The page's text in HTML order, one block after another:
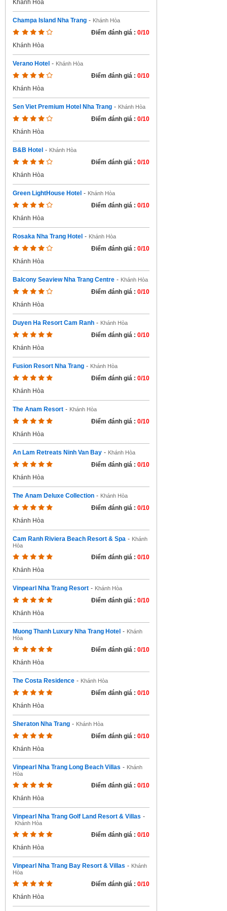
Khánh Hòa
Champa Island Nha Trang - Khánh Hòa
Điểm đánh giá : 0/10
Khánh Hòa
Verano Hotel - Khánh Hòa
Điểm đánh giá : 0/10
Khánh Hòa
Sen Viet Premium Hotel Nha Trang - Khánh Hòa
Điểm đánh giá : 0/10
Khánh Hòa
B&B Hotel - Khánh Hòa
Điểm đánh giá : 0/10
Khánh Hòa
Green LightHouse Hotel - Khánh Hòa
Điểm đánh giá : 0/10
Khánh Hòa
Rosaka Nha Trang Hotel - Khánh Hòa
Điểm đánh giá : 0/10
Khánh Hòa
Balcony Seaview Nha Trang Centre - Khánh Hòa
Điểm đánh giá : 0/10
Khánh Hòa
Duyen Ha Resort Cam Ranh - Khánh Hòa
Điểm đánh giá : 0/10
Khánh Hòa
Fusion Resort Nha Trang - Khánh Hòa
Điểm đánh giá : 0/10
Khánh Hòa
The Anam Resort - Khánh Hòa
Điểm đánh giá : 0/10
Khánh Hòa
An Lam Retreats Ninh Van Bay - Khánh Hòa
Điểm đánh giá : 0/10
Khánh Hòa
The Anam Deluxe Collection - Khánh Hòa
Điểm đánh giá : 0/10
Khánh Hòa
Cam Ranh Riviera Beach Resort & Spa - Khánh
Hòa
Điểm đánh giá : 0/10
Khánh Hòa
Vinpearl Nha Trang Resort - Khánh Hòa
Điểm đánh giá : 0/10
Khánh Hòa
Muong Thanh Luxury Nha Trang Hotel - Khánh
Hòa
Điểm đánh giá : 0/10
Khánh Hòa
The Costa Residence - Khánh Hòa
Điểm đánh giá : 0/10
Khánh Hòa
Sheraton Nha Trang - Khánh Hòa
Điểm đánh giá : 0/10
Khánh Hòa
Vinpearl Nha Trang Long Beach Villas - Khánh
Hòa
Điểm đánh giá : 0/10
Khánh Hòa
Vinpearl Nha Trang Golf Land Resort & Villas -
Khánh Hòa
Điểm đánh giá : 0/10
Khánh Hòa
Vinpearl Nha Trang Bay Resort & Villas - Khánh
Hòa
Điểm đánh giá : 0/10
Khánh Hòa